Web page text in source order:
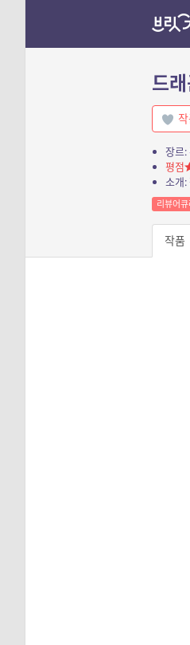
드
장르:
평점
리뷰어
작품